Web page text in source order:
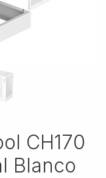
CH170
Blanco